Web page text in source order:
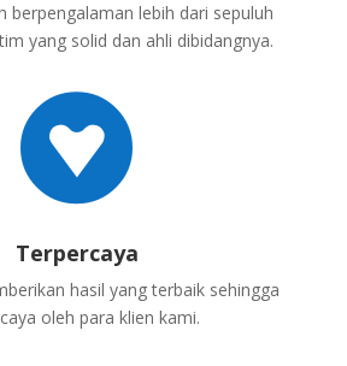
berpengalaman lebih dari sepuluh
yang solid dan ahli dibidangnya.

Terpercaya
hasil yang terbaik sehingga
oleh para klien kami.